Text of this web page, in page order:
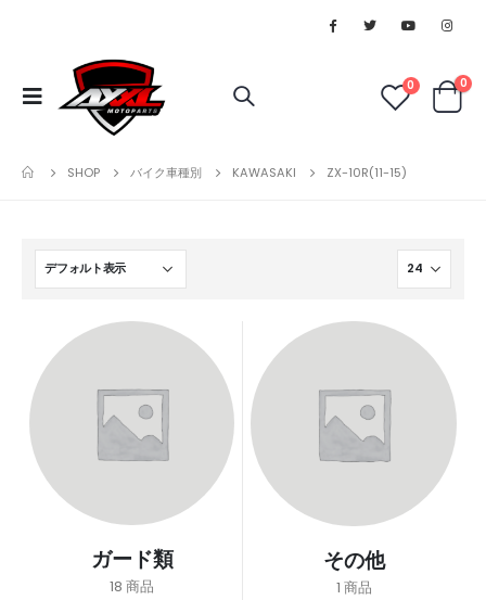
0 0
SHOP バイク車種別 KAWASAKI ZX-10R(11-15)
ガード類
18 商品
その他
1 商品